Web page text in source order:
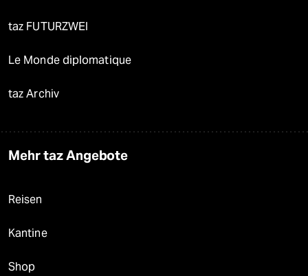
taz FUTURZWEI
Le Monde diplomatique
taz Archiv
Mehr taz Angebote
Reisen
Kantine
Shop